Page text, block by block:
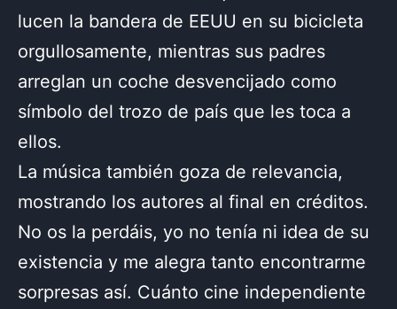
lucen la bandera de EEUU en su bicicleta
orgullosamente, mientras sus padres
arreglan un coche desvencijado como
símbolo del trozo de país que les toca a
ellos.
La música también goza de relevancia,
mostrando los autores al final en créditos.
No os la perdáis, yo no tenía ni idea de su
existencia y me alegra tanto encontrarme
sorpresas así. Cuánto cine independiente